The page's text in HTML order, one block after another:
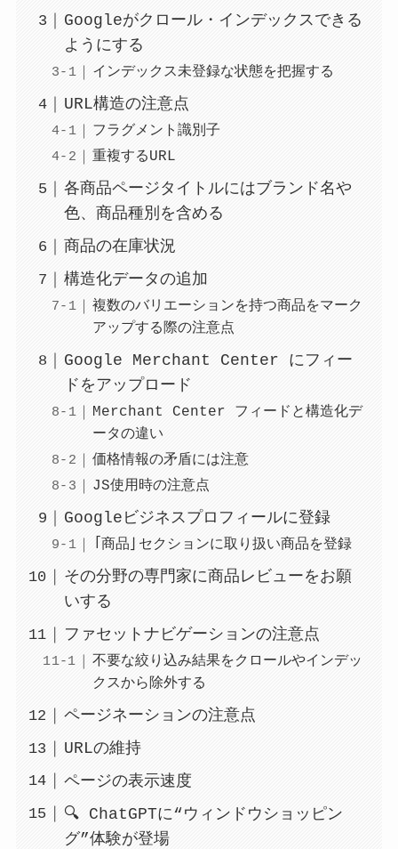
Googleがクロール・インデックスできる
ようにする
インデックス未登録な状態を把握する
URL構造の注意点
フラグメント識別子
重複するURL
各商品ページタイトルにはブランド名や
色、商品種別を含める
商品の在庫状況
構造化データの追加
複数のバリエーションを持つ商品をマーク
アップする際の注意点
Google Merchant Center にフィー
ドをアップロード
Merchant Center フィードと構造化デ
ータの違い
価格情報の矛盾には注意
JS使用時の注意点
Googleビジネスプロフィールに登録
「商品」セクションに取り扱い商品を登録
その分野の専門家に商品レビューをお願
いする
ファセットナビゲーションの注意点
不要な絞り込み結果をクロールやインデッ
クスから除外する
ページネーションの注意点
URLの維持
ページの表示速度
🔍 ChatGPTに“ウィンドウショッピン
グ”体験が登場